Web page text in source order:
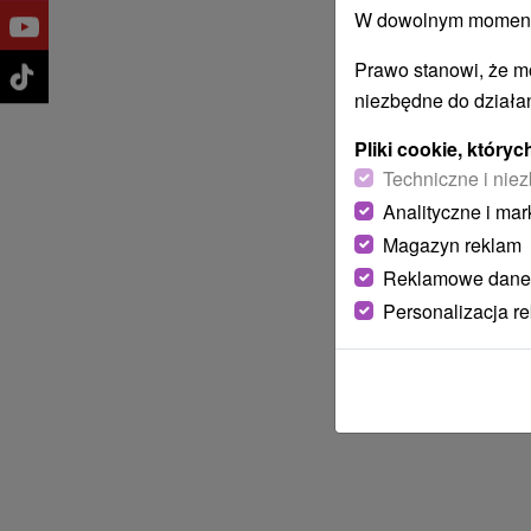
W dowolnym
Prawo stanowi, że
niezbędne do
Pliki cookie,
Techniczne i
Analityczne i
Magazyn reklam
Reklamowe
Personalizacja